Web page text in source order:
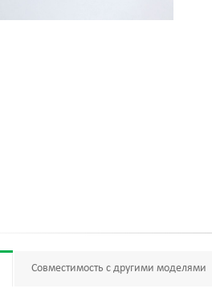
Совместимость с другими моделями